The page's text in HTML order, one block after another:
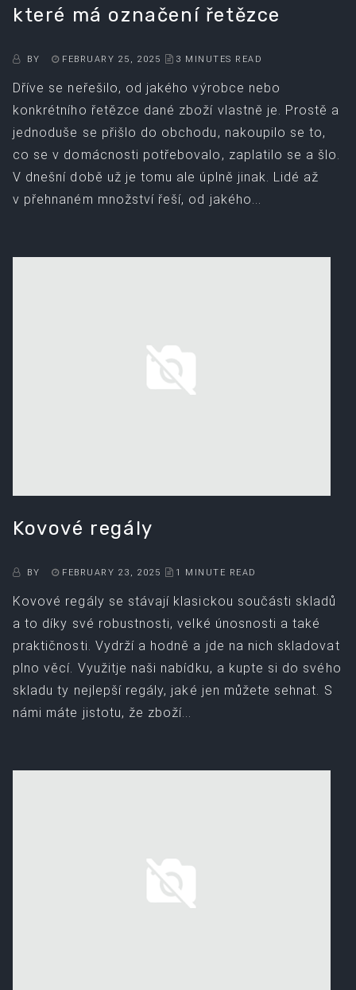
které má označení řetězce
BY FEBRUARY 25, 2025 3 MINUTES READ
Dříve se neřešilo, od jakého výrobce nebo
konkrétního řetězce dané zboží vlastně je. Prostě a
jednoduše se přišlo do obchodu, nakoupilo se to,
co se v domácnosti potřebovalo, zaplatilo se a šlo.
V dnešní době už je tomu ale úplně jinak. Lidé až
v přehnaném množství řeší, od jakého...
Kovové regály
BY FEBRUARY 23, 2025 1 MINUTE READ
Kovové regály se stávají klasickou součásti skladů
a to díky své robustnosti, velké únosnosti a také
praktičnosti. Vydrží a hodně a jde na nich skladovat
plno věcí. Využitje naši nabídku, a kupte si do svého
skladu ty nejlepší regály, jaké jen můžete sehnat. S
námi máte jistotu, že zboží...